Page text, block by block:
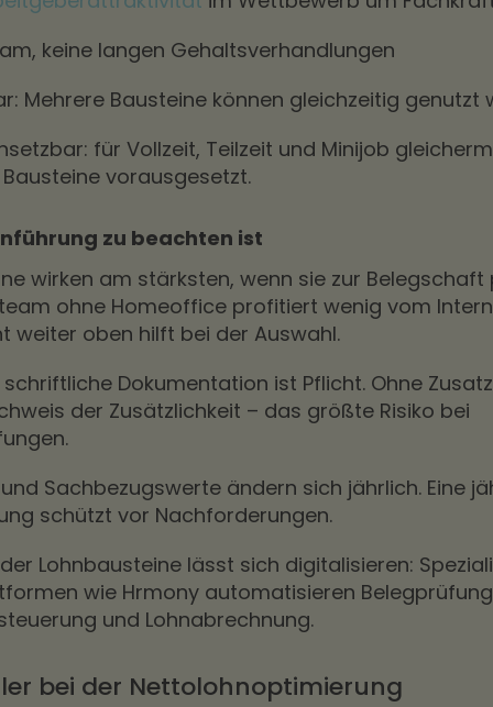
keine langen Gehaltsverhandlungen
Mehrere Bausteine können gleichzeitig genutzt
für Vollzeit, Teilzeit und Minijob
vorausgesetzt.
zu beachten ist
wirken am stärksten, wenn sie zur Belegschaft
ohne Homeoffice profitiert wenig vom
weiter oben hilft bei der Auswahl.
Dokumentation ist Pflicht. Ohne
der Zusätzlichkeit – das größte Risiko bei
Sachbezugswerte ändern sich jährlich. Eine
schützt vor Nachforderungen.
Lohnbausteine lässt sich digitalisieren:
wie Hrmony automatisieren
und Lohnabrechnung.
bei der Nettolohnoptimierung